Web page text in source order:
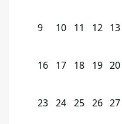
9 10 11 12 13
16 17 18 19 20
23 24 25 26 27